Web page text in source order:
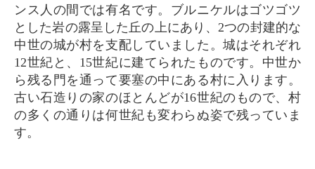
ンス人の間では有名です。ブルニケルはゴツゴツ
とした岩の露呈した丘の上にあり、2つの封建的な
中世の城が村を支配していました。城はそれぞれ
12世紀と、15世紀に建てられたものです。中世か
ら残る門を通って要塞の中にある村に入ります。
古い石造りの家のほとんどが16世紀のもので、村
の多くの通りは何世紀も変わらぬ姿で残っていま
す。